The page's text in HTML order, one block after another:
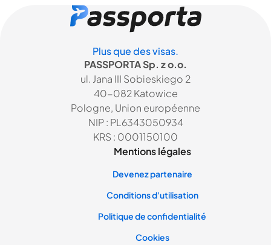
Plus que des visas.
PASSPORTA Sp. z o.o.
ul. Jana III Sobieskiego 2
40-082 Katowice
Pologne, Union européenne
NIP : PL6343050934
KRS : 0001150100
Mentions légales
Devenez partenaire
Conditions d'utilisation
Politique de confidentialité
Cookies